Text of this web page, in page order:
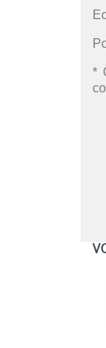
*